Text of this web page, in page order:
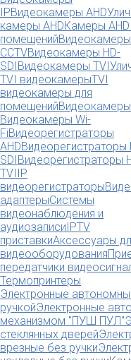
IPВидеокамеры AHD
камеры AHDКамеры AHD
помещенийВидеокамеры
CCTVВидеокамеры HD-
SDIВидеокамеры TVI
TVI видеокамерыTVI
видеокамеры для
помещенийВидеокамеры
Видеокамеры Wi-
FiВидеорегистраторы
AHDВидеорегистраторы
SDIВидеорегистраторы
TVI IP
видеорегистраторы
адаптерыСистемы
видеонаблюдения и
аудиозаписиIPTV
приставкиАксессуары
видеооборудования
передатчики
Термопринтеры
Электронные
ручкойЭлектронные
механизмом "ПУШ ПУЛ"
стеклянных дверей
врезные без ручки